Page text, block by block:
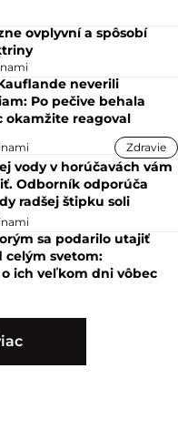
ovplyvní a spôsobí
neverili
Po pečive behala
okamžite reagoval
Zdravie
vody v horúčavách vám
Odborník odporúča
radšej štipku soli
sa podarilo utajiť
celým svetom:
ich veľkom dni vôbec